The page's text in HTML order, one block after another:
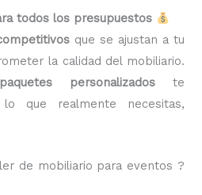
todos los presupuestos
que se ajustan a tu
la calidad del mobiliario.
paquetes personalizadoste
que realmente necesitas,
de mobiliario para eventos ?